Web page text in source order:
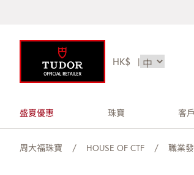
HK$ |
盛夏優惠 珠寶 客
周大福珠寶 HOUSE OF CTF 職業